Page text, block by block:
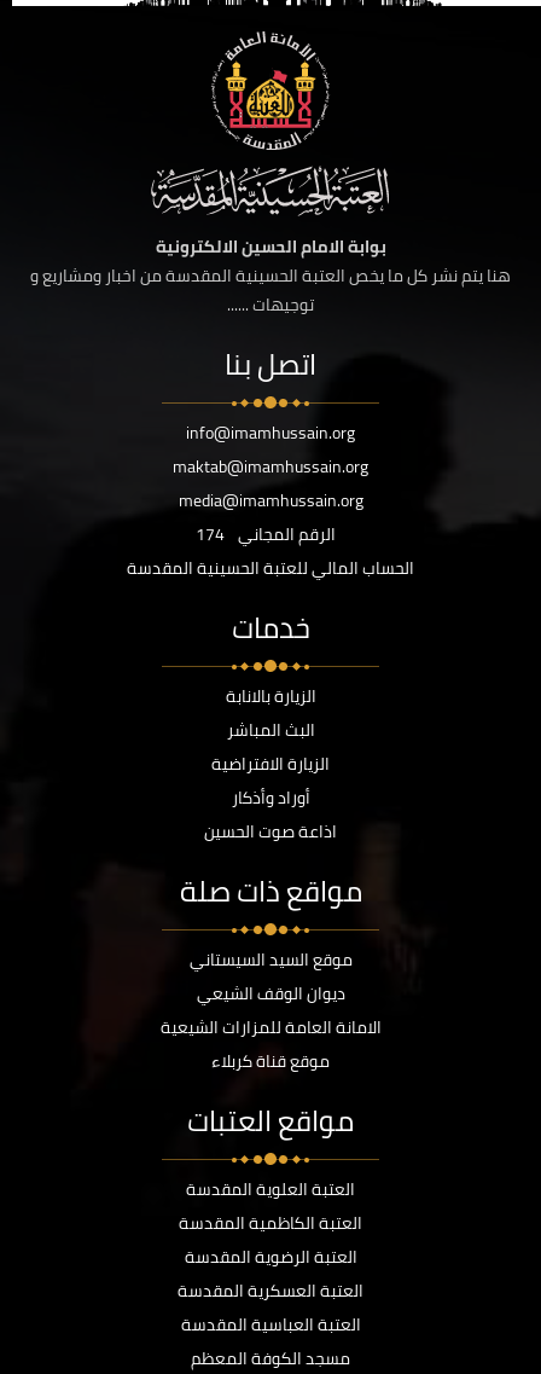
بوابة الامام الحسين الالكترونية
هنا يتم نشر كل ما يخص العتبة الحسينية المقدسة من اخبار ومشاريع و
توجيهات ......
اتصل بنا
info@imamhussain.org
maktab@imamhussain.org
media@imamhussain.org
الرقم المجاني 174
الحساب المالي للعتبة الحسينية المقدسة
خدمات
الزيارة بالانابة
البث المباشر
الزيارة الافتراضية
أوراد وأذكار
اذاعة صوت الحسين
مواقع ذات صلة
موقع السيد السيستاني
ديوان الوقف الشيعي
الامانة العامة للمزارات الشيعية
موقع قناة كربلاء
مواقع العتبات
العتبة العلوية المقدسة
العتبة الكاظمية المقدسة
العتبة الرضوية المقدسة
العتبة العسكرية المقدسة
العتبة العباسية المقدسة
مسجد الكوفة المعظم